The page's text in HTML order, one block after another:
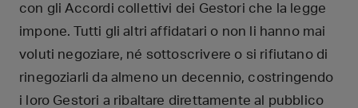
con gli Accordi collettivi dei Gestori che la legge
impone. Tutti gli altri affidatari o non li hanno mai
voluti negoziare, né sottoscrivere o si rifiutano di
rinegoziarli da almeno un decennio, costringendo
i loro Gestori a ribaltare direttamente al pubblico